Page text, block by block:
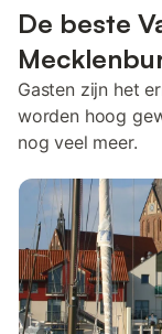
De beste
Gasten zijn het
worden hoog
nog veel meer.